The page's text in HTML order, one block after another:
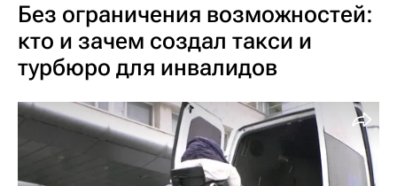
Без ограничения возможностей:
кто и зачем создал такси и
турбюро для инвалидов